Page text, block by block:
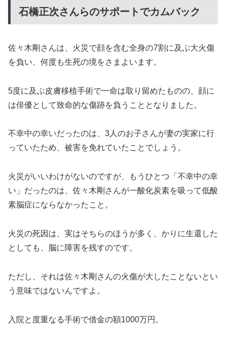
石橋正次さんらのサポートでカムバック
佐々木剛さんは、火災で顔を含む全身の7割に及ぶ大火傷
を負い、何度も生死の境をさまよいます。
5度に及ぶ皮膚移植手術で一命は取り留めたものの、顔に
は俳優として致命的な傷跡を負うこととなりました。
不幸中の幸いだったのは、3人のお子さんが妻の実家に行
っていたため、被害を免れていたことでしょう。
火災がいいわけがないのですが、もうひとつ「不幸中の幸
い」だったのは、佐々木剛さんが一酸化炭素を吸って低酸
素脳症にならなかったこと。
火災の死因は、実はそちらのほうが多く、かりに生還した
としても、脳に障害を残すのです。
ただし、それは佐々木剛さんの火傷が大したことないとい
う意味ではないんですよ。
入院と度重なる手術で借金の額1000万円。